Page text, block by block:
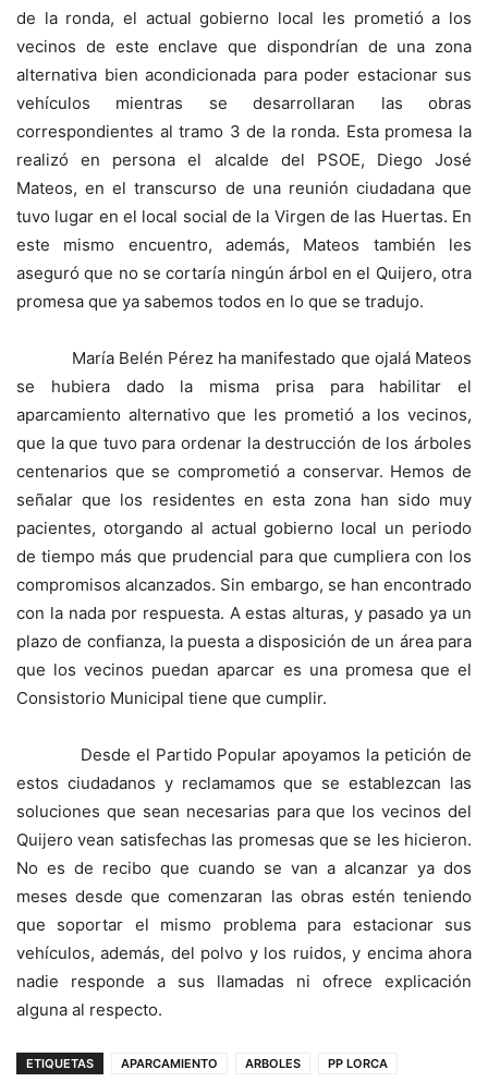
de la ronda, el actual gobierno local les prometió a los
vecinos de este enclave que dispondrían de una zona
alternativa bien acondicionada para poder estacionar sus
vehículos mientras se desarrollaran las obras
correspondientes al tramo 3 de la ronda. Esta promesa la
realizó en persona el alcalde del PSOE, Diego José
Mateos, en el transcurso de una reunión ciudadana que
tuvo lugar en el local social de la Virgen de las Huertas. En
este mismo encuentro, además, Mateos también les
aseguró que no se cortaría ningún árbol en el Quijero, otra
promesa que ya sabemos todos en lo que se tradujo.
María Belén Pérez ha manifestado que ojalá Mateos
se hubiera dado la misma prisa para habilitar el
aparcamiento alternativo que les prometió a los vecinos,
que la que tuvo para ordenar la destrucción de los árboles
centenarios que se comprometió a conservar. Hemos de
señalar que los residentes en esta zona han sido muy
pacientes, otorgando al actual gobierno local un periodo
de tiempo más que prudencial para que cumpliera con los
compromisos alcanzados. Sin embargo, se han encontrado
con la nada por respuesta. A estas alturas, y pasado ya un
plazo de confianza, la puesta a disposición de un área para
que los vecinos puedan aparcar es una promesa que el
Consistorio Municipal tiene que cumplir.
Desde el Partido Popular apoyamos la petición de
estos ciudadanos y reclamamos que se establezcan las
soluciones que sean necesarias para que los vecinos del
Quijero vean satisfechas las promesas que se les hicieron.
No es de recibo que cuando se van a alcanzar ya dos
meses desde que comenzaran las obras estén teniendo
que soportar el mismo problema para estacionar sus
vehículos, además, del polvo y los ruidos, y encima ahora
nadie responde a sus llamadas ni ofrece explicación
alguna al respecto.
ETIQUETAS APARCAMIENTO ARBOLES
PP LORCA